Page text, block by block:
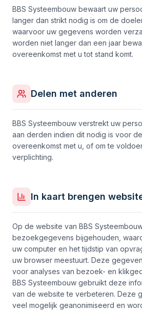
BBS Systeembouw bewaart uw
langer dan strikt nodig is om de
waarvoor uw gegevens worden
worden niet langer dan een jaar
overeenkomst met u tot stand komt.
Delen met anderen
BBS Systeembouw verstrekt uw
aan derden indien dit nodig is voor
overeenkomst met u, of om te
verplichting.
In kaart brengen
Op de website van BBS
bezoekgegevens bijgehouden,
uw computer en het tijdstip van
uw browser meestuurt. Deze
voor analyses van bezoek- en
BBS Systeembouw gebruikt deze
van de website te verbeteren. Deze
veel mogelijk geanonimiseerd en